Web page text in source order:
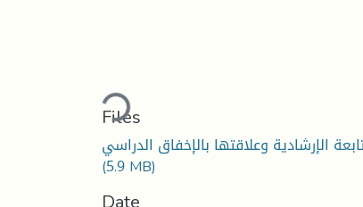
Loading...
Files
(5.9 MB)